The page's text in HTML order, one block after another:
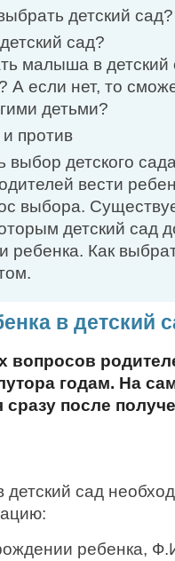
детский сад?
сад?
малыша в детский
А если нет, то
детьми?
против
выбор детского
вести
выбора.
детский сад
ребенка. Как
в детский
вопросов
годам. На
сразу после
детский сад
ребенка,